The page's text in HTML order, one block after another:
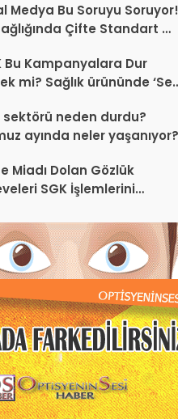
Medya Bu Soruyu Soruyor!
Çifte Standart mı
Bu Kampanyalara Dur
mi? Sağlık ürününde ‘Set
neden durdu?
ayında neler yaşanıyor?
Miadı Dolan Gözlük
SGK İşlemlerini